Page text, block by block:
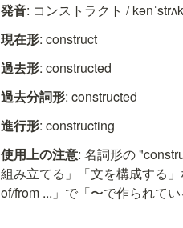
発音: コンストラクト /
現在形: construct
過去形: constructed
過去分詞形: constructed
進行形: constructing
使用上の注意: 名詞形の
組み立てる」「文を構成する
of/from ...」で「〜で作られて